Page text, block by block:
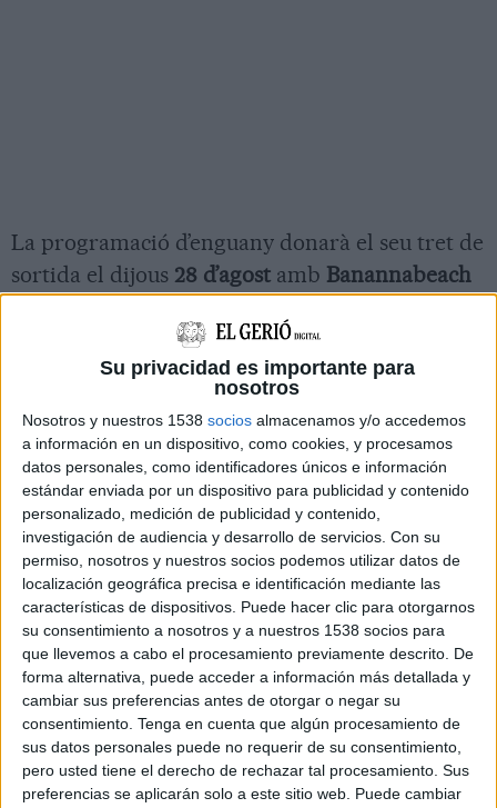
Su privacidad es importante para
nosotros
Nosotros y nuestros 1538 socios almacenamos y/o accedemos
a información en un dispositivo, como cookies, y procesamos
datos personales, como identificadores únicos e información
estándar enviada por un dispositivo para publicidad y contenido
personalizado, medición de publicidad y contenido,
investigación de audiencia y desarrollo de servicios. Con su
permiso, nosotros y nuestros socios podemos utilizar datos de
localización geográfica precisa e identificación mediante las
características de dispositivos. Puede hacer clic para otorgarnos
su consentimiento a nosotros y a nuestros 1538 socios para
que llevemos a cabo el procesamiento previamente descrito. De
forma alternativa, puede acceder a información más detallada y
cambiar sus preferencias antes de otorgar o negar su
consentimiento. Tenga en cuenta que algún procesamiento de
sus datos personales puede no requerir de su consentimiento,
pero usted tiene el derecho de rechazar tal procesamiento. Sus
preferencias se aplicarán solo a este sitio web. Puede cambiar
La programació d’enguany donarà el seu tret de
sortida el dijous 28 d’agost amb Banannabeach
comiat de Pinocchio iDj Alegre
29 d’agostserà el torn d’El Pony Pisador(amb la
seva proposta per a infants:El Pony Menut
Aria,Gavina.mp3,Ginestà,Mama Dousha,
Lax’n’Busto,Alizzz ,Figa Flawas,Maken Row
SvetlanaiCosmik Dj.
L’Orquestra Maribel(amb el seu espectacle en
versióKids) serà l’encarregada d’obrir el foc el
dissabte30 d’agost, seguida deMuchacho & Los
Sobrinos,Mafuga i HSB ,Sandra Monfort ,Oques
Grasses,Doctor Calypso,Suu,Ja t’ho diré,
Doctor Prats,Mushka,Maria JaumeiMon Dj
Pel que fa al diumenge31 d’agost , hi haurà els
darrers dos concerts: els deDream Teami
Orquestra Di-versiones.